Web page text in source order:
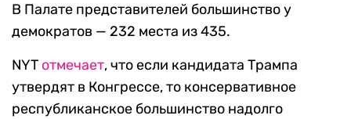
В Палате представителей большинство у
демократов — 232 места из 435.
NYT отмечает, что если кандидата Трампа
утвердят в Конгрессе, то консервативное
республиканское большинство надолго